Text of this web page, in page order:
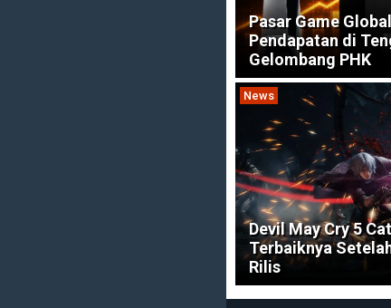
Pasar Game
Pendapatan di
Gelombang PHK
News
Devil May Cry 5
Terbaiknya
Rilis